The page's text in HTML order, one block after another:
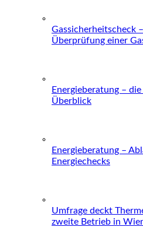
Gassicherheitscheck
Überprüfung einer
Energieberatung –
Überblick
Energieberatung –
Energiechecks
Umfrage deckt
zweite Betrieb in